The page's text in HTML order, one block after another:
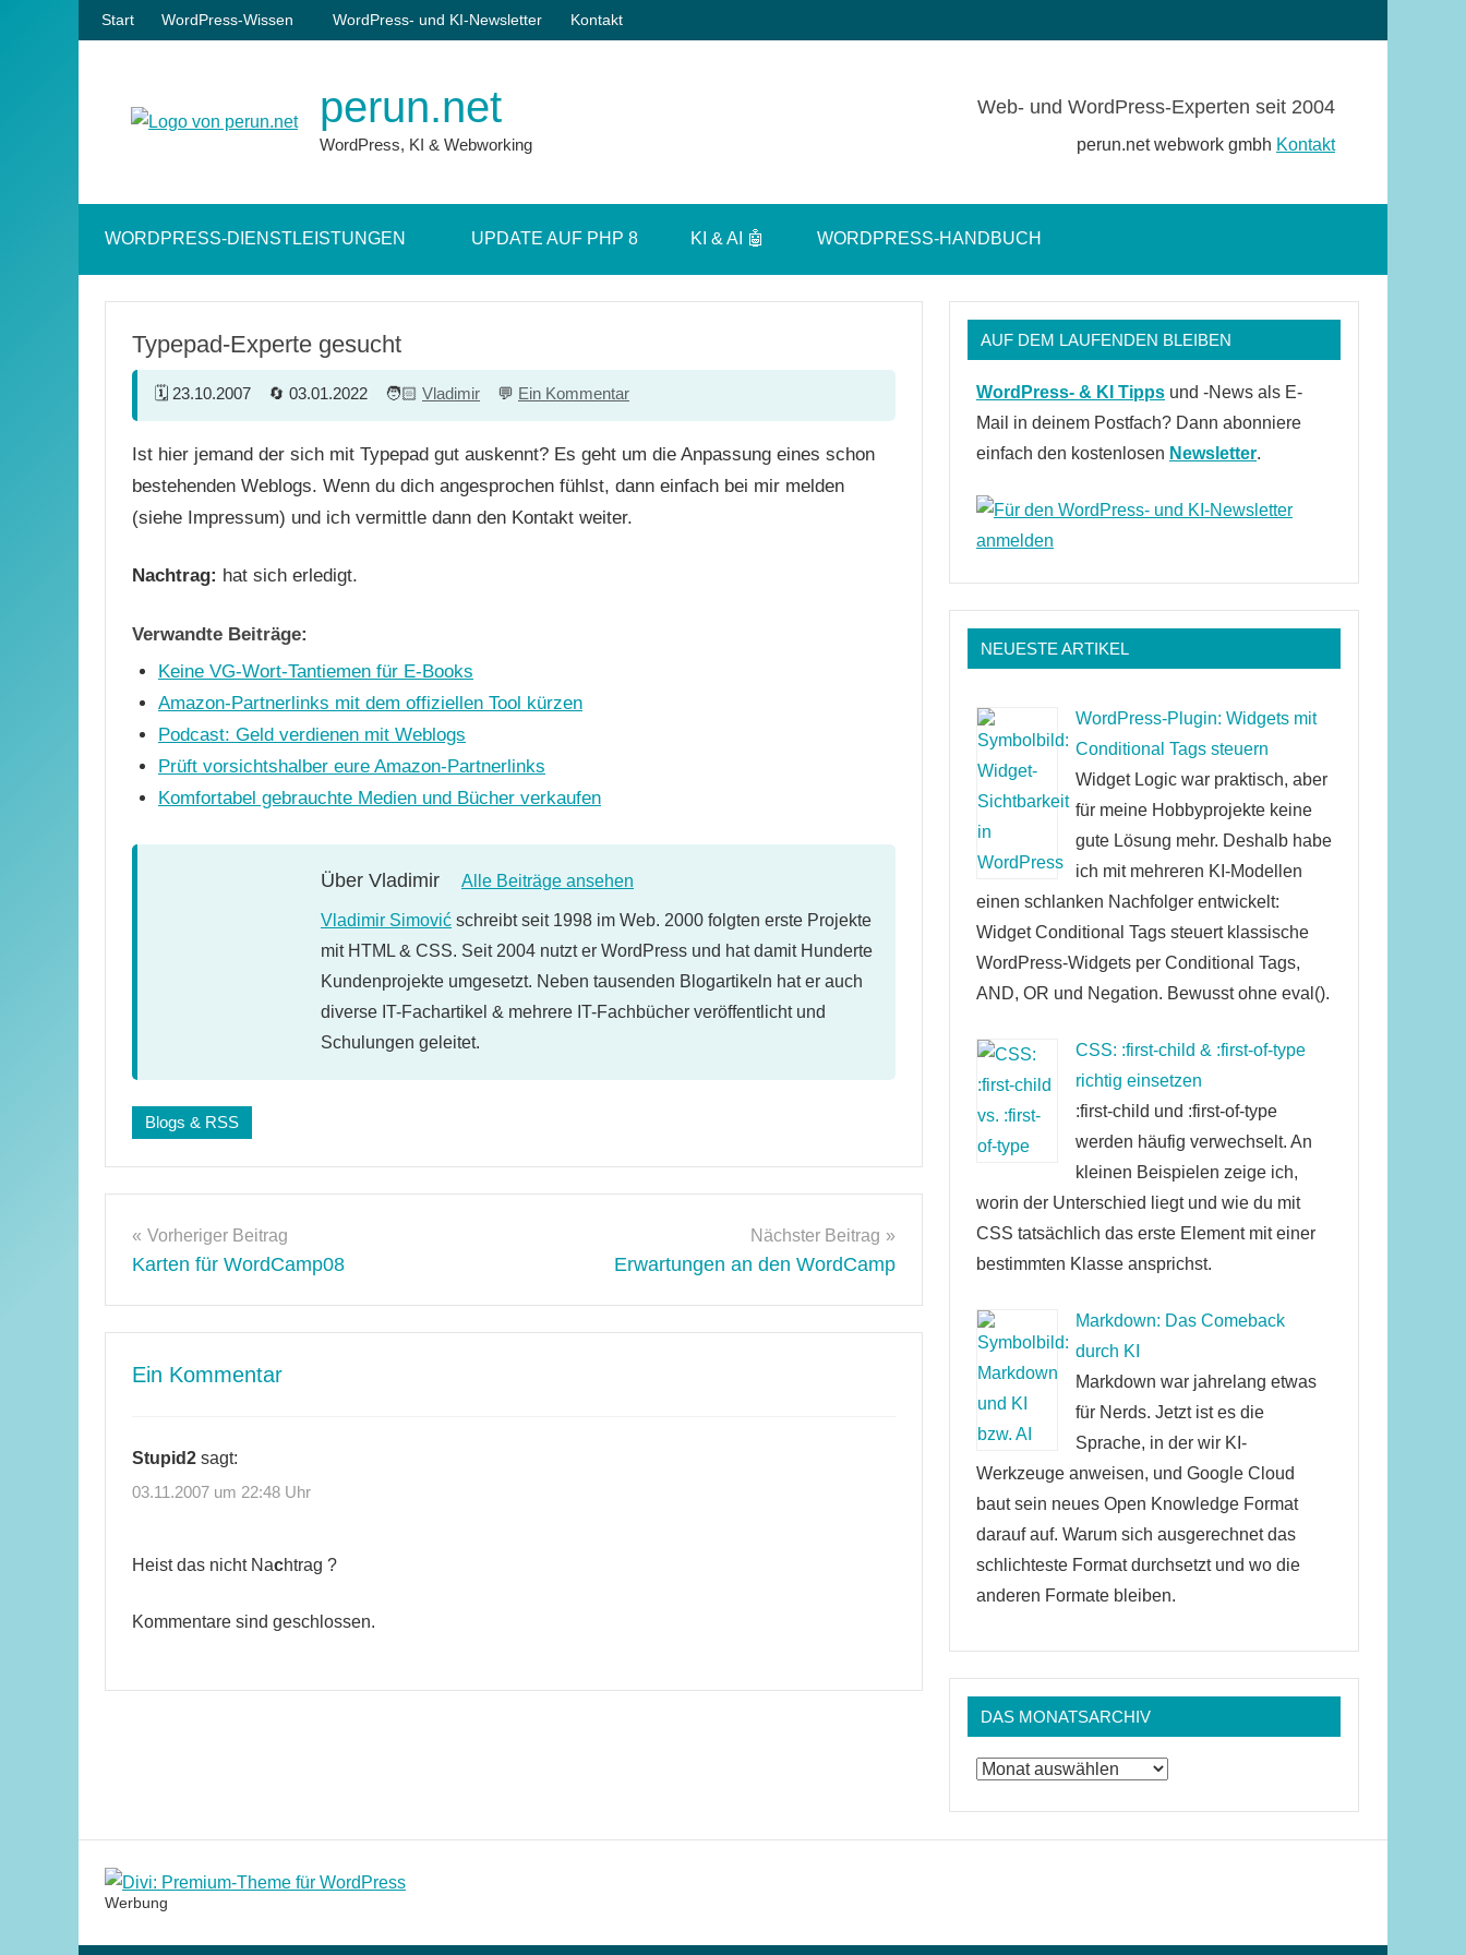
Zum
Inhalt
Start WordPress-Wissen WordPress- und KI-Newsletter Kontakt
perun.net
WordPress, KI & Webworking
Web- und WordPress-Experten seit 2004
perun.net webwork gmbh Kontakt
öffnen
WORDPRESS-DIENSTLEISTUNGEN UPDATE AUF PHP 8 KI & AI 🤖 WORDPRESS-HANDBUCH
Typepad-Experte gesucht
23.10.2007 03.01.2022 Vladimir Ein Kommentar
Ist hier jemand der sich mit Typepad gut auskennt? Es geht um die Anpassung eines schon
bestehenden Weblogs. Wenn du dich angesprochen fühlst, dann einfach bei mir melden
(siehe Impressum) und ich vermittle dann den Kontakt weiter.
Nachtrag: hat sich erledigt.
Verwandte Beiträge:
Keine VG-Wort-Tantiemen für E-Books
Amazon-Partnerlinks mit dem offiziellen Tool kürzen
Podcast: Geld verdienen mit Weblogs
Prüft vorsichtshalber eure Amazon-Partnerlinks
Komfortabel gebrauchte Medien und Bücher verkaufen
Über Vladimir Alle Beiträge ansehen
Vladimir Simović schreibt seit 1998 im Web. 2000 folgten erste Projekte
mit HTML & CSS. Seit 2004 nutzt er WordPress und hat damit Hunderte
Kundenprojekte umgesetzt. Neben tausenden Blogartikeln hat er auch
diverse IT-Fachartikel & mehrere IT-Fachbücher veröffentlicht und
Schulungen geleitet.
Schlagwörter:
Blogs & RSS
Beitragsnavigation
Vorheriger Beitrag
Karten für WordCamp08
Nächster Beitrag
Erwartungen an den WordCamp
Ein Kommentar
Stupid2 sagt:
03.11.2007 um 22:48 Uhr
Heist das nicht Nachtrag ?
Kommentare sind geschlossen.
AUF DEM LAUFENDEN BLEIBEN
WordPress- & KI Tipps und -News als E-
Mail in deinem Postfach? Dann abonniere
einfach den kostenlosen Newsletter.
NEUESTE ARTIKEL
WordPress-Plugin: Widgets mit
Conditional Tags steuern
Widget Logic war praktisch, aber
für meine Hobbyprojekte keine
gute Lösung mehr. Deshalb habe
ich mit mehreren KI-Modellen
einen schlanken Nachfolger entwickelt:
Widget Conditional Tags steuert klassische
WordPress-Widgets per Conditional Tags,
AND, OR und Negation. Bewusst ohne eval().
CSS: :first-child & :first-of-type
richtig einsetzen
:first-child und :first-of-type
werden häufig verwechselt. An
kleinen Beispielen zeige ich,
worin der Unterschied liegt und wie du mit
CSS tatsächlich das erste Element mit einer
bestimmten Klasse ansprichst.
Markdown: Das Comeback
durch KI
Markdown war jahrelang etwas
für Nerds. Jetzt ist es die
Sprache, in der wir KI-
Werkzeuge anweisen, und Google Cloud
baut sein neues Open Knowledge Format
darauf auf. Warum sich ausgerechnet das
schlichteste Format durchsetzt und wo die
anderen Formate bleiben.
DAS MONATSARCHIV
Das
Werbung